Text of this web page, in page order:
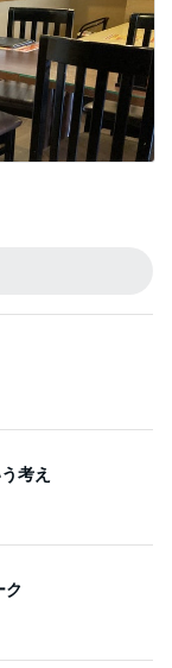
考え
ク